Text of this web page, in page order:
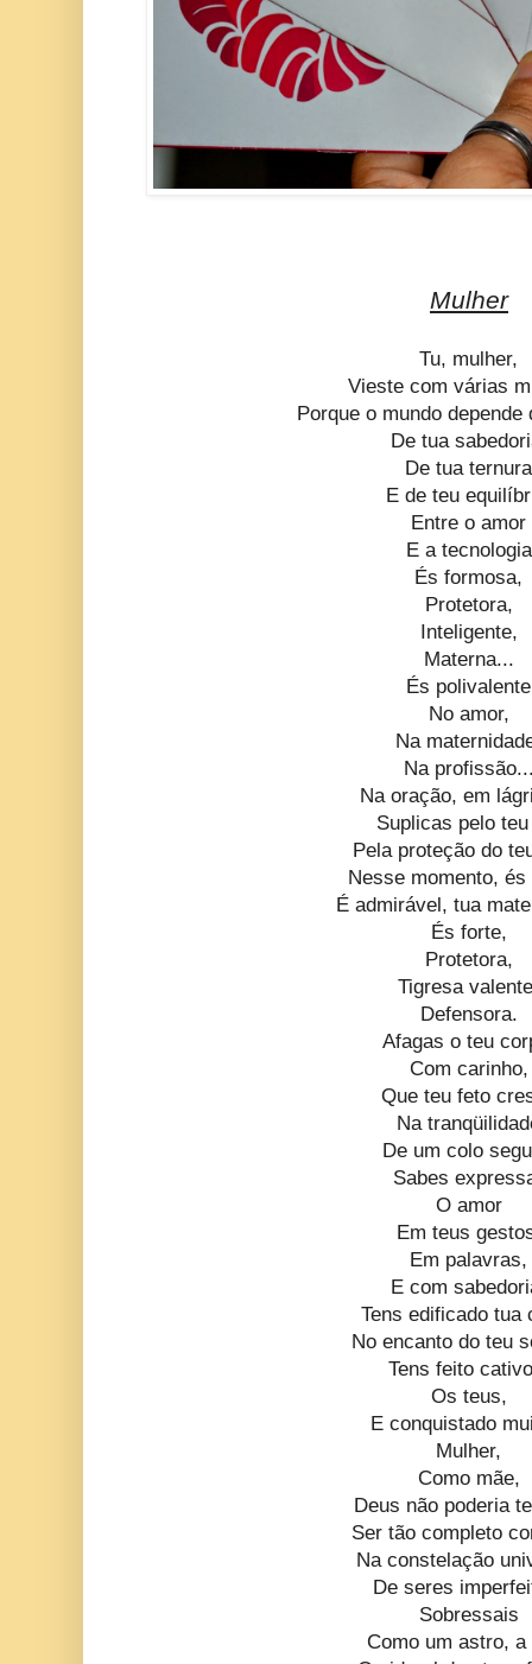
Mulher
Tu, mulher,
Vieste com várias
Porque o mundo
De tua
De tua ternura
E de teu
Entre o amor
E a tecnologia
És formosa,
Protetora,
Inteligente,
Materna...
És polivalente
No amor,
Na
Na
Na oração, em
Suplicas pelo
Pela proteção do
Nesse momento,
É admirável, tua
És forte,
Protetora,
Tigresa
Defensora.
Afagas o teu
Com carinho,
Que teu feto
Na
De um colo
Sabes
O amor
Em teus
Em palavras,
E com
Tens edificado tua
No encanto do teu
Tens feito
Os teus,
E conquistado
Mulher,
Como mãe,
Deus não poderia
Ser tão completo
Na constelação
De seres
Sobressais
Como um astro,